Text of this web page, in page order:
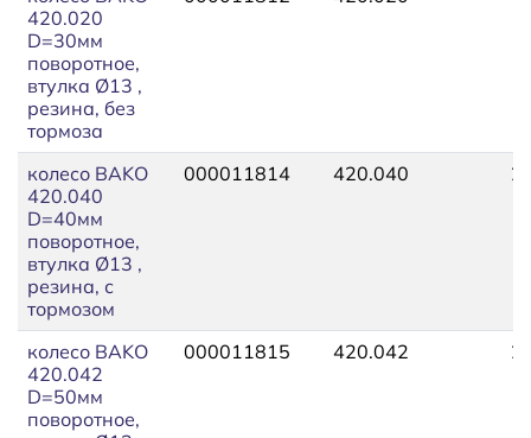
420.020
D=30мм
поворотное,
втулка Ø13 ,
резина, без
тормоза
колесо BAKO
420.040
D=40мм
поворотное,
втулка Ø13 ,
резина, с
тормозом
000011814 420.040
колесо BAKO
420.042
D=50мм
поворотное,
000011815 420.042